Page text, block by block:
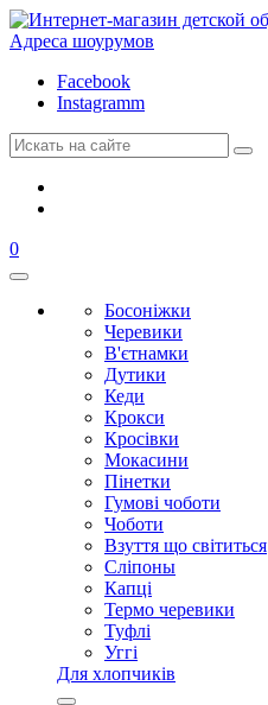
Адреса шоурумов
Facebook
Instagramm
0
Босоніжки
Черевики
В'єтнамки
Дутики
Кеди
Крокси
Кросівки
Мокасини
Пінетки
Гумові чоботи
Чоботи
Взуття що світиться
Сліпоны
Капці
Термо черевики
Туфлі
Уггі
Для хлопчиків